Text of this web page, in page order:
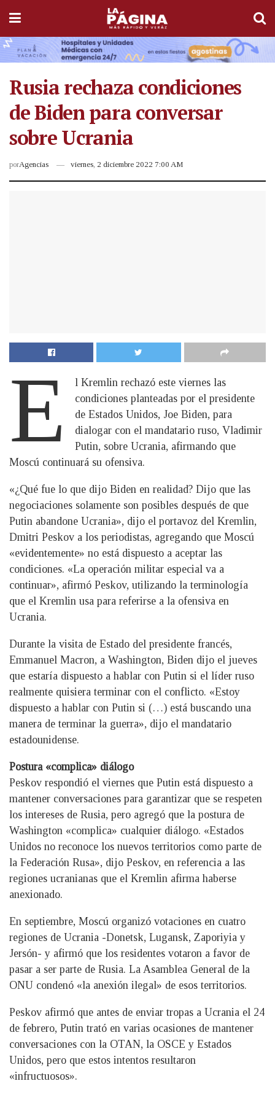
Rusia rechaza condiciones
de Biden para conversar
sobre Ucrania
porAgencias viernes, 2 diciembre 2022 7:00 AM
E
l Kremlin rechazó este viernes las
condiciones planteadas por el presidente
de Estados Unidos, Joe Biden, para
dialogar con el mandatario ruso, Vladimir
Putin, sobre Ucrania, afirmando que
Moscú continuará su ofensiva.
«¿Qué fue lo que dijo Biden en realidad? Dijo que las
negociaciones solamente son posibles después de que
Putin abandone Ucrania», dijo el portavoz del Kremlin,
Dmitri Peskov a los periodistas, agregando que Moscú
«evidentemente» no está dispuesto a aceptar las
condiciones. «La operación militar especial va a
continuar», afirmó Peskov, utilizando la terminología
que el Kremlin usa para referirse a la ofensiva en
Ucrania.
Durante la visita de Estado del presidente francés,
Emmanuel Macron, a Washington, Biden dijo el jueves
que estaría dispuesto a hablar con Putin si el líder ruso
realmente quisiera terminar con el conflicto. «Estoy
dispuesto a hablar con Putin si (…) está buscando una
manera de terminar la guerra», dijo el mandatario
estadounidense.
Postura «complica» diálogo
Peskov respondió el viernes que Putin está dispuesto a
mantener conversaciones para garantizar que se respeten
los intereses de Rusia, pero agregó que la postura de
Washington «complica» cualquier diálogo. «Estados
Unidos no reconoce los nuevos territorios como parte de
la Federación Rusa», dijo Peskov, en referencia a las
regiones ucranianas que el Kremlin afirma haberse
anexionado.
En septiembre, Moscú organizó votaciones en cuatro
regiones de Ucrania -Donetsk, Lugansk, Zaporiyia y
Jersón- y afirmó que los residentes votaron a favor de
pasar a ser parte de Rusia. La Asamblea General de la
ONU condenó «la anexión ilegal» de esos territorios.
Peskov afirmó que antes de enviar tropas a Ucrania el 24
de febrero, Putin trató en varias ocasiones de mantener
conversaciones con la OTAN, la OSCE y Estados
Unidos, pero que estos intentos resultaron
«infructuosos».